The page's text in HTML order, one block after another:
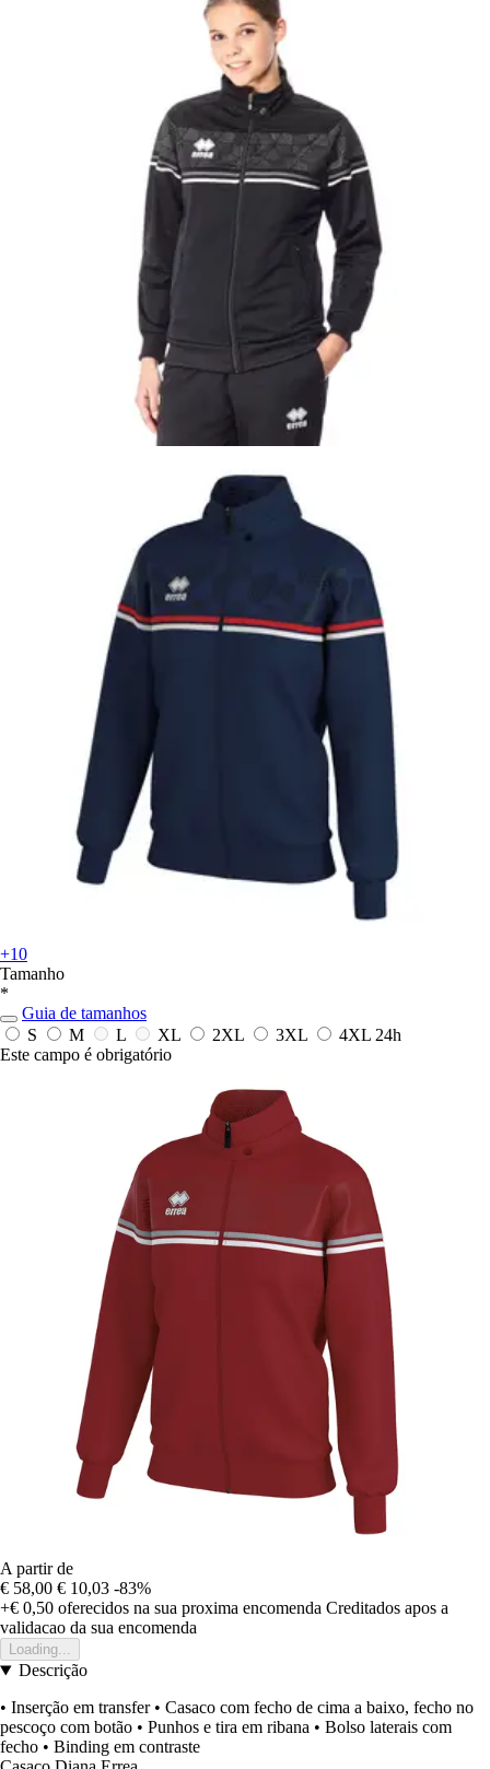
+10
Tamanho
*
Guia de tamanhos
S
M L XL 2XL 3XL 4XL 24h
Este campo é obrigatório
A partir de
€ 58,00 € 10,03 -83%
+€ 0,50 oferecidos na sua proxima encomenda Creditados apos a
validacao da sua encomenda
Loading...
Descrição
• Inserção em transfer • Casaco com fecho de cima a baixo, fecho no
pescoço com botão • Punhos e tira em ribana • Bolso laterais com
fecho • Binding em contraste